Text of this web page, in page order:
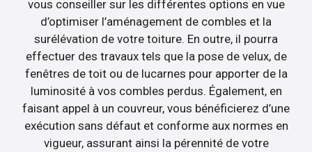
vous conseiller sur les différentes options en vue
d’optimiser l’aménagement de combles et la
surélévation de votre toiture. En outre, il pourra
effectuer des travaux tels que la pose de velux, de
fenêtres de toit ou de lucarnes pour apporter de la
luminosité à vos combles perdus. Également, en
faisant appel à un couvreur, vous bénéficierez d’une
exécution sans défaut et conforme aux normes en
vigueur, assurant ainsi la pérennité de votre